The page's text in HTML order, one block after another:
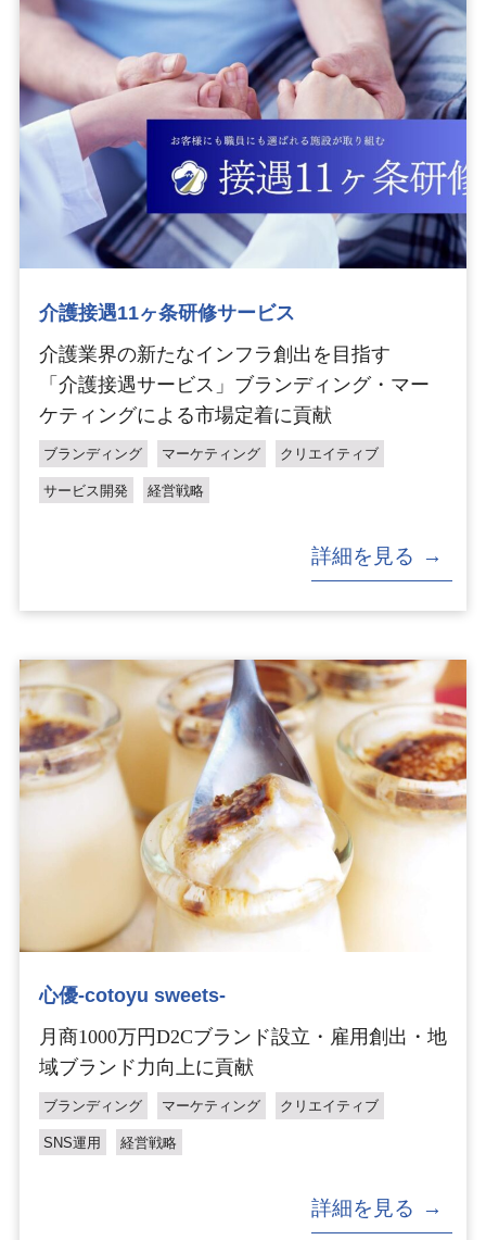
介護接遇11ヶ条研修サービス
介護業界の新たなインフラ創出を目指す
「介護接遇サービス」ブランディング・マー
ケティングによる市場定着に貢献
ブランディング マーケティング クリエイティブ
サービス開発 経営戦略
詳細を見る
心優-cotoyu sweets-
月商1000万円D2Cブランド設立・雇用創出・地
域ブランド力向上に貢献
ブランディング マーケティング クリエイティブ
SNS運用 経営戦略
詳細を見る